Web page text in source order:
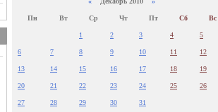
Пн Вт Ср Чт Пт Сб Вс
1 2 3 4 5
6 7 8 9 10 11 12
13 14 15 16 17 18 19
20 21 22 23 24 25 26
27 28 29 30 31